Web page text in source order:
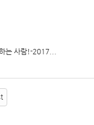
는 사람!-2017...